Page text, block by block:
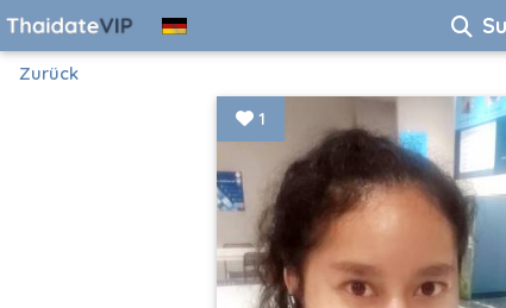
Zurück
1